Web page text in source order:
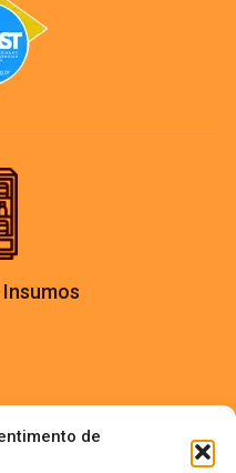
de